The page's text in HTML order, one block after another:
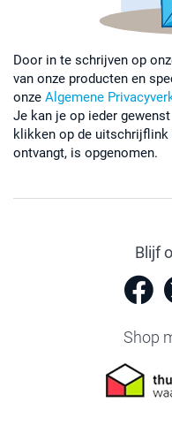
Door in te schrijven op
van onze producten en
onze Algemene
Je kan je op ieder
klikken op de
ontvangt, is opgenomen.
Blijf
Shop